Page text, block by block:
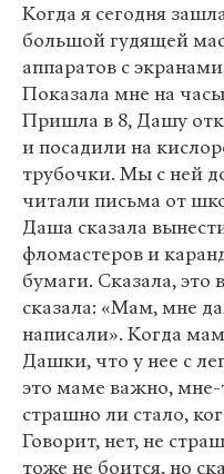
Когда я сегодня
большой гудящей
аппаратов с
Показала мне на
Пришла в 8, Дашу
и посадили на
трубочки. Мы с ней
читали письма от
Даша сказала
фломастеров и
бумаги. Сказала, это
сказала: «Мам, мне
написали». Когда
Дашки, что у нее с
это маме важно, мне-
страшно ли стало,
Говорит, нет, не
тоже не боится, но